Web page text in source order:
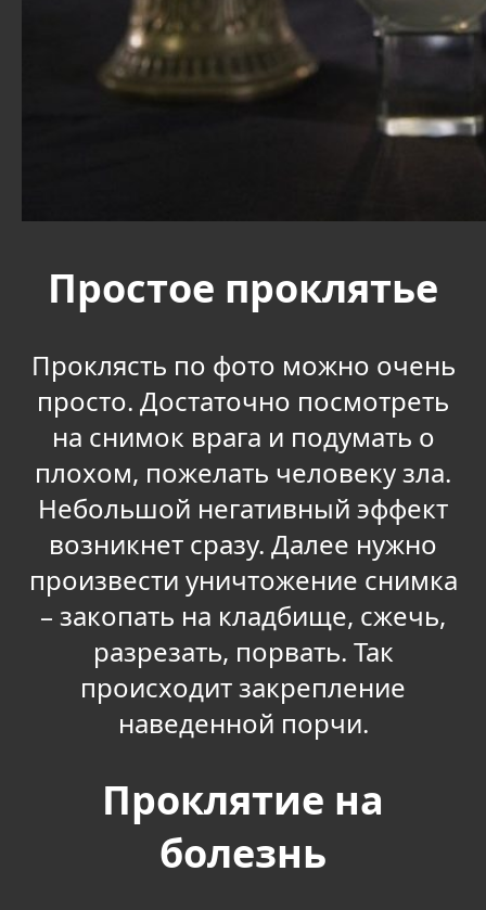
Простое проклятье
Проклясть по фото можно очень
просто. Достаточно посмотреть
на снимок врага и подумать о
плохом, пожелать человеку зла.
Небольшой негативный эффект
возникнет сразу. Далее нужно
произвести уничтожение снимка
– закопать на кладбище, сжечь,
разрезать, порвать. Так
происходит закрепление
наведенной порчи.
Проклятие на
болезнь